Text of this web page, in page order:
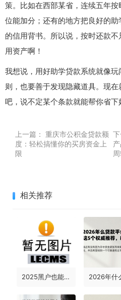
策。比如在西部某省，连续五年
位能加分；还有的地方把良好的
的信用背书。所以说，按时还款
用资产啊！
我想说，用好助学贷款系统就像
则，也要善于发现隐藏道具。现
吧，说不定某个条款就能帮你省下
上一篇： 重庆市公积金贷款额
度：轻松搞懂你的买房资金上
限
下
相关推荐
2025黑户也能借！盘点现在有哪些软件可以借钱，这3000元对征信要求不高的平台速看